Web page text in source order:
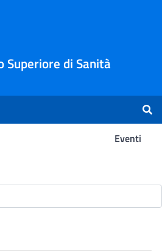
di Sanità
Eventi
Ricerca -